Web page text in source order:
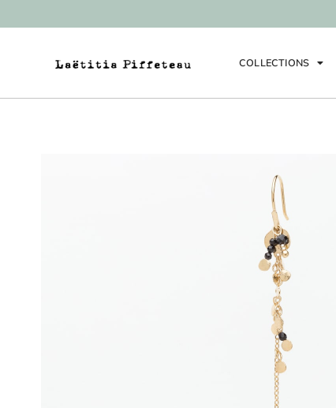
COLLECTIONS